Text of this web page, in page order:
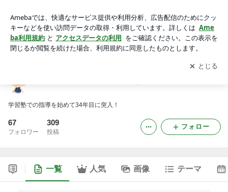
アプリをダウンロードして ブログの更新通知
を受け取りまし
ょう。
開く
学習塾での指導を始めて34年目に突入！
67
フォロワー
309
投稿
フォロー
一覧 人気 画像 テーマ